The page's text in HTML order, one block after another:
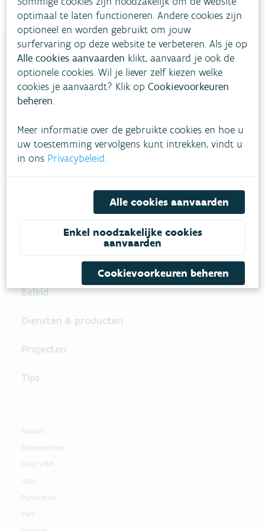
VLAAMSE
MILIEUMAATSCHAPPIJ
Onze leefomgeving klimaatbestendig maken?
Daarvoor zetten we samen met partners in op
een duurzaam lucht-, water- en klimaatbeleid.
VOLG VMM OP SOCIALE MEDIA
Feiten & cijfers
Beleid
Diensten & producten
Projecten
Tips
Nieuws
Evenementen
Over VMM
Jobs
Publicaties
Pers
optimaal te laten functioneren. Andere cookies zijn
optioneel en worden gebruikt om jouw
surfervaring op deze website te verbeteren. Als je op
Alle cookies aanvaarden klikt, aanvaard je ook de
optionele cookies. Wil je liever zelf kiezen welke
cookies je aanvaardt? Klik opCookievoorkeuren
beheren.
Meer informatie over de gebruikte cookies en hoe u
uw toestemming vervolgens kunt intrekken, vindt u
in ons Privacybeleid.
Alle cookies aanvaarden
Enkel noodzakelijke cookies
aanvaarden
Cookievoorkeuren beheren